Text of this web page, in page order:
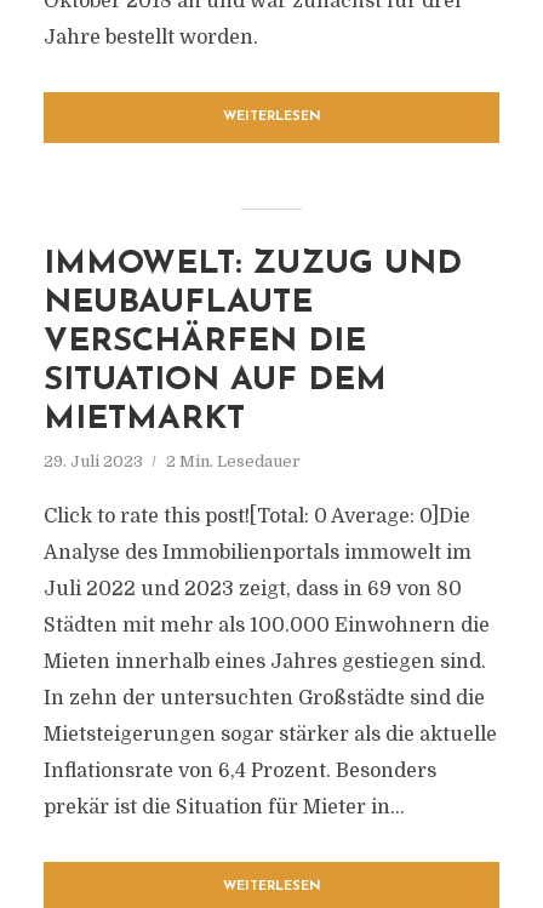
Jahre bestellt worden.
WEITERLESEN
IMMOWELT: ZUZUG UND
NEUBAUFLAUTE
VERSCHÄRFEN DIE
SITUATION AUF DEM
MIETMARKT
29. Juli 2023 2 Min. Lesedauer
Click to rate this post![Total: 0 Average: 0]Die
Analyse des Immobilienportals immowelt im
Juli 2022 und 2023 zeigt, dass in 69 von 80
Städten mit mehr als 100.000 Einwohnern die
Mieten innerhalb eines Jahres gestiegen sind.
In zehn der untersuchten Großstädte sind die
Mietsteigerungen sogar stärker als die aktuelle
Inflationsrate von 6,4 Prozent. Besonders
prekär ist die Situation für Mieter in...
WEITERLESEN